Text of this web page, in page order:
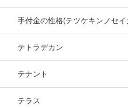
手付金の性格(テツケキンノセイ
テトラデカン
テナント
テラス